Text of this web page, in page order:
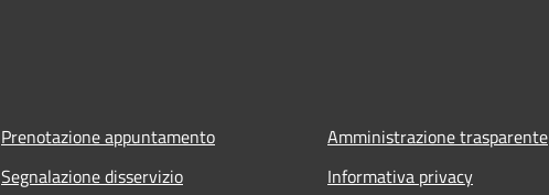
Prenotazione appuntamento
Segnalazione disservizio
Amministrazione trasparente
Informativa privacy